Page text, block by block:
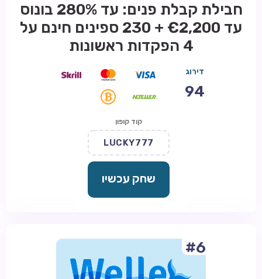
חבילת קבלת פנים: עד 280% בונוס
עד €2,200 + 230 ספינים חינם על
4 הפקדות ראשונות
דירוג
94
קוד קופון
LUCKY777
שחק עכשיו
#6